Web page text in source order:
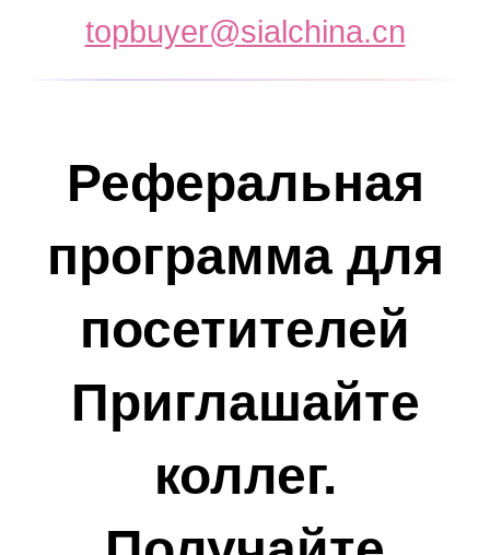
topbuyer@sialchina.cn
Реферальная
программа для
посетителей
Приглашайте
коллег.